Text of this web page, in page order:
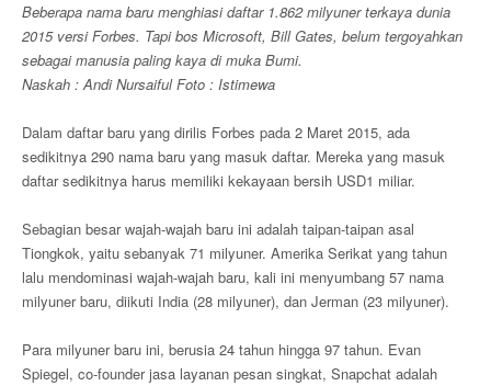
Beberapa nama baru menghiasi daftar 1.862 milyuner terkaya dunia
2015 versi Forbes. Tapi bos Microsoft, Bill Gates, belum tergoyahkan
sebagai manusia paling kaya di muka Bumi.
Naskah : Andi Nursaiful Foto : Istimewa
Dalam daftar baru yang dirilis Forbes pada 2 Maret 2015, ada
sedikitnya 290 nama baru yang masuk daftar. Mereka yang masuk
daftar sedikitnya harus memiliki kekayaan bersih USD1 miliar.
Sebagian besar wajah-wajah baru ini adalah taipan-taipan asal
Tiongkok, yaitu sebanyak 71 milyuner. Amerika Serikat yang tahun
lalu mendominasi wajah-wajah baru, kali ini menyumbang 57 nama
milyuner baru, diikuti India (28 milyuner), dan Jerman (23 milyuner).
Para milyuner baru ini, berusia 24 tahun hingga 97 tahun. Evan
Spiegel, co-founder jasa layanan pesan singkat, Snapchat adalah